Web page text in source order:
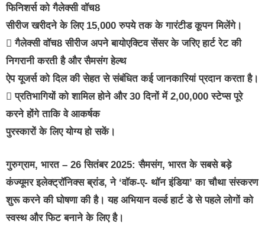
फिनिशर्स को गैलेक्सी वॉच8
सीरीज खरीदने के लिए 15,000 रुपये तक के गारंटीड कूपन मिलेंगे।
 गैलेक्सी वॉच8 सीरीज अपने बायोएक्टिव सेंसर के जरिए हार्ट रेट की
निगरानी करती है और सैमसंग हेल्थ
ऐप यूजर्स को दिल की सेहत से संबंधित कई जानकारियां प्रदान करता है।
 प्रतिभागियों को शामिल होने और 30 दिनों में 2,00,000 स्‍टेप्‍स पूरे
करने होंगे ताकि वे आकर्षक
पुरस्कारों के लिए योग्य हो सकें।
गुरुग्राम, भारत – 26 सितंबर 2025: सैमसंग, भारत के सबसे बड़े
कंज्‍यूमर इलेक्ट्रॉनिक्स ब्रांड, ने ‘वॉक-ए- थॉन इंडिया’ का चौथा संस्करण
शुरू करने की घोषणा की है। यह अभियान वर्ल्‍ड हार्ट डे से पहले लोगों को
स्वस्थ और फिट बनाने के लिए है।